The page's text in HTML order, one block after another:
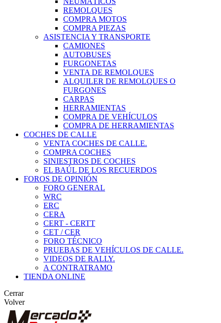
REMOLQUES
COMPRA MOTOS
COMPRA PIEZAS
ASISTENCIA Y TRANSPORTE
CAMIONES
AUTOBUSES
FURGONETAS
VENTA DE REMOLQUES
ALQUILER DE REMOLQUES O
FURGONES
CARPAS
HERRAMIENTAS
COMPRA DE VEHÍCULOS
COMPRA DE HERRAMIENTAS
COCHES DE CALLE
VENTA COCHES DE CALLE.
COMPRA COCHES
SINIESTROS DE COCHES
EL BAÚL DE LOS RECUERDOS
FOROS DE OPINIÓN
FORO GENERAL
WRC
ERC
CERA
CERT - CERTT
CET / CER
FORO TÉCNICO
PRUEBAS DE VEHÍCULOS DE CALLE.
VIDEOS DE RALLY.
A CONTRATRAMO
TIENDA ONLINE
Cerrar
Volver